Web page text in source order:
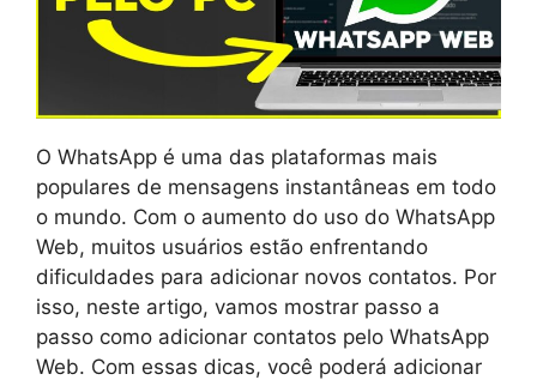
O WhatsApp é uma das plataformas mais
populares de mensagens instantâneas em todo
o mundo. Com o aumento do uso do WhatsApp
Web, muitos usuários estão enfrentando
dificuldades para adicionar novos contatos. Por
isso, neste artigo, vamos mostrar passo a
passo como adicionar contatos pelo WhatsApp
Web. Com essas dicas, você poderá adicionar